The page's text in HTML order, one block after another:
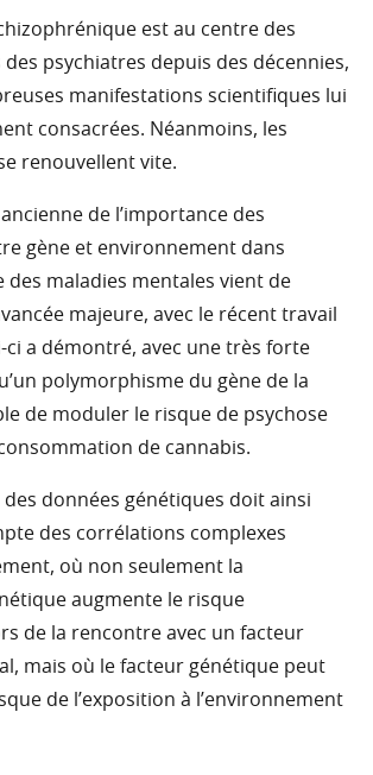
est au centre des
psychiatres depuis des décennies,
manifestations scientifiques lui
consacrées. Néanmoins, les
renouvellent vite.
de l’importance des
gène et environnement dans
des maladies mentales vient de
majeure, avec le récent travail
ci a démontré, avec une très forte
polymorphisme du gène de la
de moduler le risque de psychose
de cannabis.
des données génétiques doit ainsi
des corrélations complexes
où non seulement la
augmente le risque
de la rencontre avec un facteur
mais où le facteur génétique peut
de l’exposition à l’environnement